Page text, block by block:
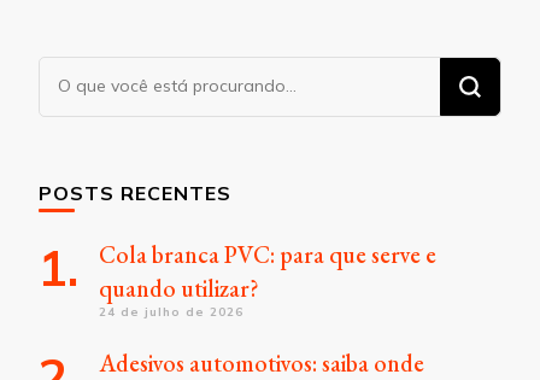
Procurando
POSTS RECENTES
Cola branca PVC: para que serve e
quando utilizar?
24 de julho de 2026
Adesivos automotivos: saiba onde